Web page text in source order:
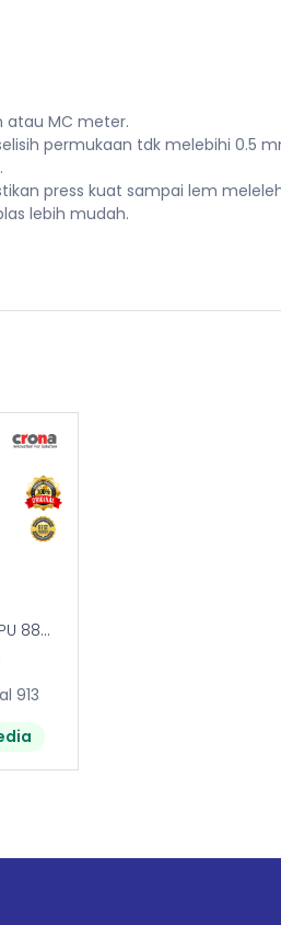
atau MC meter.
permukaan tdk melebihi 0.5
press kuat sampai lem
lebih mudah.
88...
913